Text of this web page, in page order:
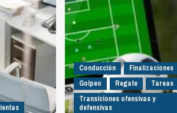
Conducción
Finalizaciones
Golpeo
Regate
Tareas
Transiciones ofensivas y
defensivas